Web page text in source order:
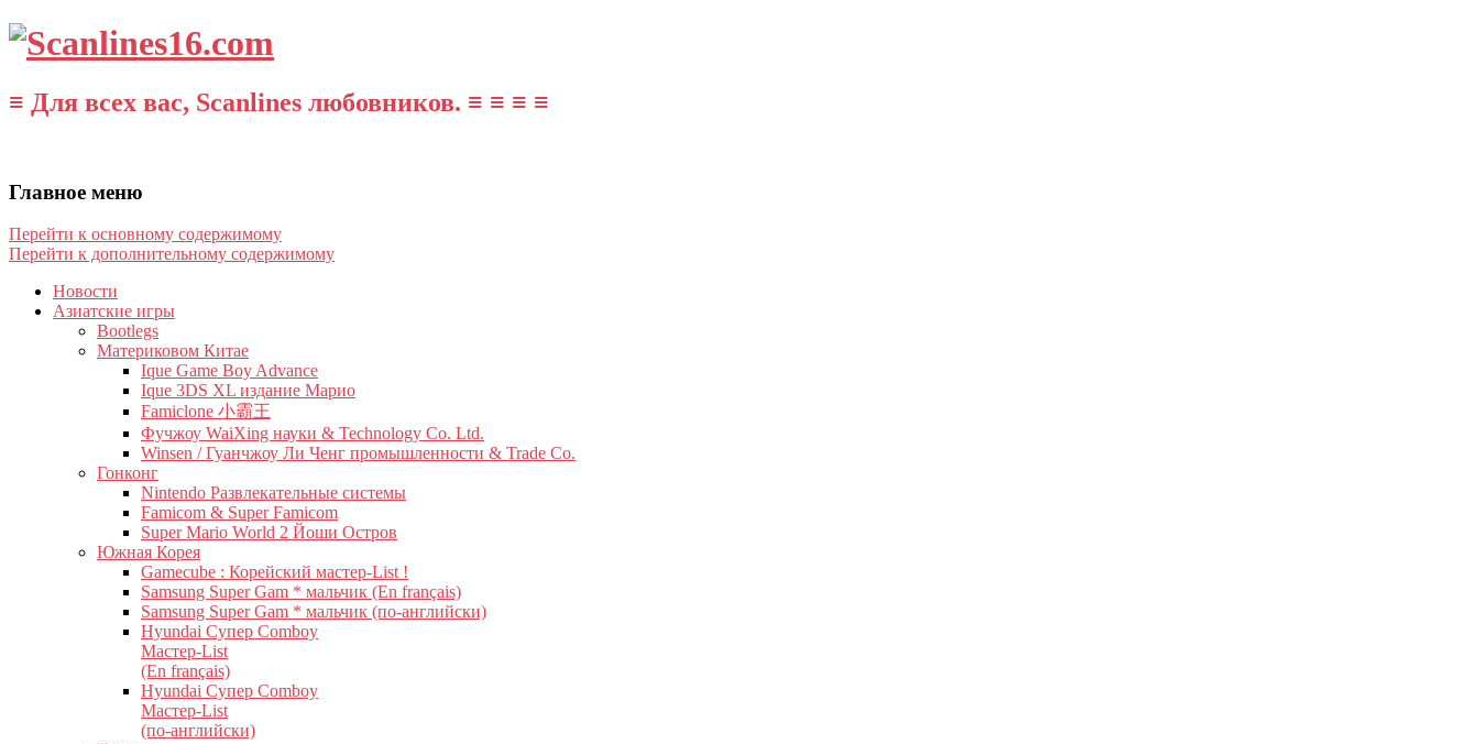
≡ Для всех вас, Scanlines любовников. ≡ ≡ ≡ ≡
Главное меню
Перейти к основному содержимому
Перейти к дополнительному содержимому
Новости
Азиатские игры
Bootlegs
Материковом Китае
Ique Game Boy Advance
Ique 3DS XL издание Марио
Famiclone 小霸王
Фучжоу WaiXing науки & Technology Co. Ltd.
Winsen / Гуанчжоу Ли Ченг промышленности & Trade Co.
Гонконг
Nintendo Развлекательные системы
Famicom & Super Famicom
Super Mario World 2 Йоши Остров
Южная Корея
Gamecube : Корейский мастер-List !
Samsung Super Gam * мальчик (En français)
Samsung Super Gam * мальчик (по-английски)
Hyundai Супер Comboy
Мастер-List
(En français)
Hyundai Супер Comboy
Мастер-List
(по-английски)